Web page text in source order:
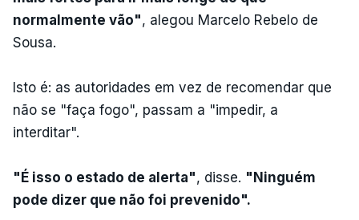
normalmente vão", alegou Marcelo Rebelo de
Sousa.
Isto é: as autoridades em vez de recomendar que
não se "faça fogo", passam a "impedir, a
interditar".
"É isso o estado de alerta", disse. "Ninguém
pode dizer que não foi prevenido".